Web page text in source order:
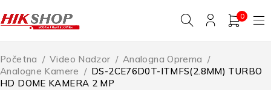
0
Početna / Video Nadzor / Analogna Oprema /
Analogne Kamere / DS-2CE76D0T-ITMFS(2.8MM) TURBO
HD DOME KAMERA 2 MP